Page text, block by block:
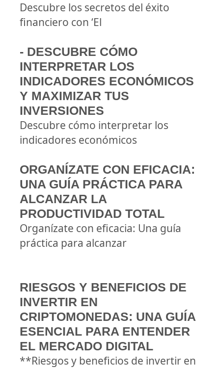
Descubre los secretos del éxito
financiero con ‘El
- DESCUBRE CÓMO
INTERPRETAR LOS
INDICADORES ECONÓMICOS
Y MAXIMIZAR TUS
INVERSIONES
Descubre cómo interpretar los
indicadores económicos
ORGANÍZATE CON EFICACIA:
UNA GUÍA PRÁCTICA PARA
ALCANZAR LA
PRODUCTIVIDAD TOTAL
Organízate con eficacia: Una guía
práctica para alcanzar
RIESGOS Y BENEFICIOS DE
INVERTIR EN
CRIPTOMONEDAS: UNA GUÍA
ESENCIAL PARA ENTENDER
EL MERCADO DIGITAL
**Riesgos y beneficios de invertir en